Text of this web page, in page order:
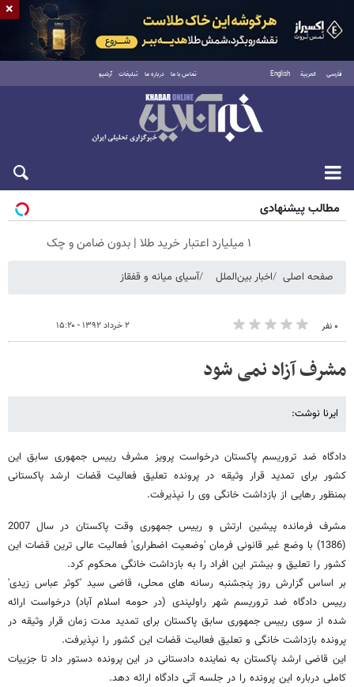
فارسی العربية English تماس با ما درباره ما تبلیغات آرشیو
شنبه ۱۷ مرداد ۱۴۰۵
مطالب پیشنهادی
۱ میلیارد اعتبار خرید طلا | بدون ضامن و چک
صفحه اصلی اخبار بین‌الملل آسیای میانه و قفقاز
۰ نفر ۲ خرداد ۱۳۹۲ - ۱۵:۲۰
مشرف آزاد نمی شود
ایرنا نوشت:
دادگاه ضد تروریسم پاکستان درخواست پرویز مشرف رییس جمھوری سابق این
کشور برای تمدید قرار وثیقه در پرونده تعلیق فعالیت قضات ارشد پاکستانی
بمنظور رهایی از بازداشت خانگی وی را نپذیرفت.
مشرف فرمانده پیشین ارتش و رییس جمھوری وقت پاکستان در سال 2007
(1386) با وضع غیر قانونی فرمان 'وضعیت اضطراری' فعالیت عالی ترین قضات این
کشور را تعلیق و بیشتر این افراد را به بازداشت خانگی محکوم کرد.
بر اساس گزارش روز پنجشنبه رسانه ھای محلی، قاضی سید 'کوثر عباس زیدی'
رییس دادگاه ضد تروریسم شھر راولپندی (در حومه اسلام آباد) درخواست ارائه
شده از سوی رییس جمھوری سابق پاکستان برای تمدید مدت زمان قرار وثیقه در
پرونده بازداشت خانگی و تعلیق فعالیت قضات این کشور را نپذیرفت.
این قاضی ارشد پاکستان به نماینده دادستانی در این پرونده دستور داد تا جزییات
کاملی درباره این پرونده را در جلسه آتی دادگاه ارائه دھد.
×